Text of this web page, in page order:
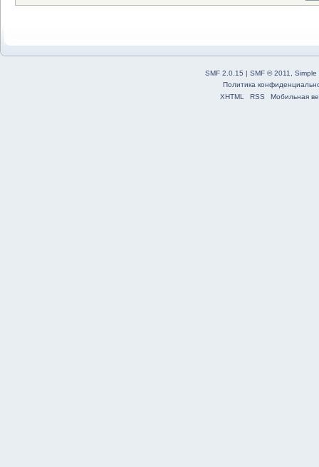
SMF 2.0.15 | SMF © 2011, Simple
Политика
XHTML
RSS Мобильная